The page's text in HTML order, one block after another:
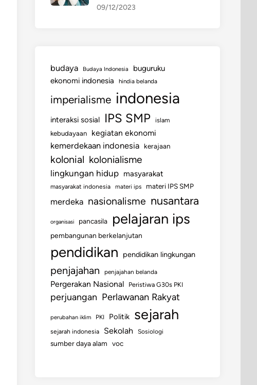
09/12/2023
budaya Budaya Indonesia
buguruku
ekonomi indonesia
hindia belanda
imperialisme indonesia
interaksi sosial IPS SMP
islam
kebudayaan
kegiatan ekonomi
kemerdekaan indonesia kerajaan
kolonial kolonialisme
lingkungan hidup masyarakat
masyarakat indonesia materi ips materi IPS SMP
merdeka nasionalisme nusantara
organisasi pancasila pelajaran ips
pembangunan berkelanjutan
pendidikan pendidikan lingkungan
penjajahan penjajahan belanda
Pergerakan Nasional Peristiwa G30s PKI
perjuangan Perlawanan Rakyat
perubahan iklim PKI Politik sejarah
sejarah indonesia Sekolah Sosiologi
sumber daya alam voc